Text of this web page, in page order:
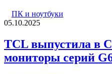
ПК и ноутбуки
05.10.2025
TCL выпустила в
мониторы серий